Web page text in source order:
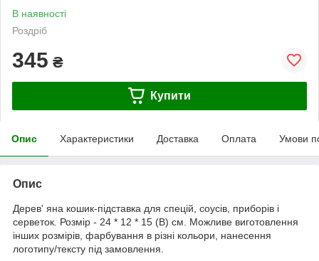
В наявності
Роздріб
345 ₴
Купити
Опис Характеристики Доставка Оплата Умови
Опис
Дерев' яна кошик-підставка для спецій, cоусів, приборів і
серветок Розмір - 24 * 12 * 15 (В) см. Можливе виготовлення
інших розмірів, фарбування в різні кольори, нанесення
логотипу/тексту під замовлення.